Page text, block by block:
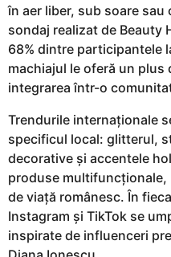
în aer liber, sub soare
sondaj realizat de Beauty
68% dintre participantele
machiajul le oferă un plus
integrarea într-o
Trendurile internaționale
specificul local: glitterul,
decorative și accentele
produse
de viață românesc. În
Instagram și TikTok se
inspirate de influenceri